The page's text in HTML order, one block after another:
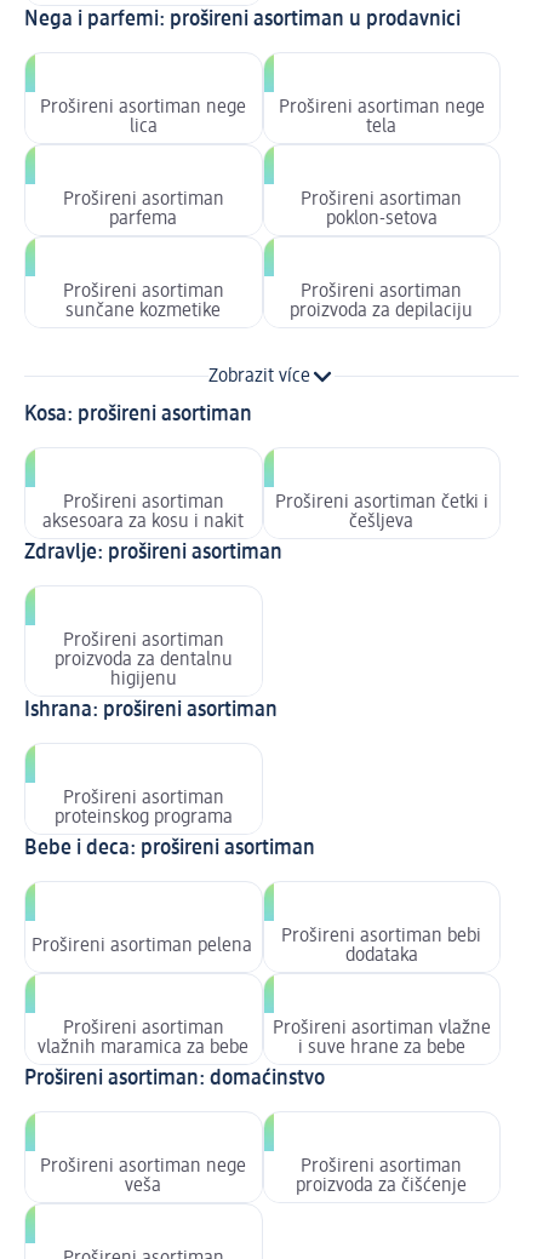
Nega i parfemi: prošireni asortiman u prodavnici
Prošireni asortiman nege
lica
Prošireni asortiman nege
tela
Prošireni asortiman
parfema
Prošireni asortiman
poklon-setova
Prošireni asortiman
sunčane kozmetike
Prošireni asortiman
proizvoda za depilaciju
Zobrazit více
Kosa: prošireni asortiman
Prošireni asortiman
aksesoara za kosu i nakit
Prošireni asortiman četki i
češljeva
Zdravlje: prošireni asortiman
Prošireni asortiman
proizvoda za dentalnu
higijenu
Ishrana: prošireni asortiman
Prošireni asortiman
proteinskog programa
Bebe i deca: prošireni asortiman
Prošireni asortiman pelena
Prošireni asortiman bebi
dodataka
Prošireni asortiman
vlažnih maramica za bebe
Prošireni asortiman vlažne
i suve hrane za bebe
Prošireni asortiman: domaćinstvo
Prošireni asortiman nege
veša
Prošireni asortiman
proizvoda za čišćenje